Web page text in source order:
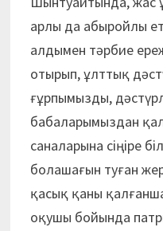
арлы да абыройлы
алдымен тәр­бие
отырып, ұлт­тық
ғұрпымызды,
бабаларымыздан
саналарына сіңіре
болашағын туған
қасық қа­ны
оқушы бойында